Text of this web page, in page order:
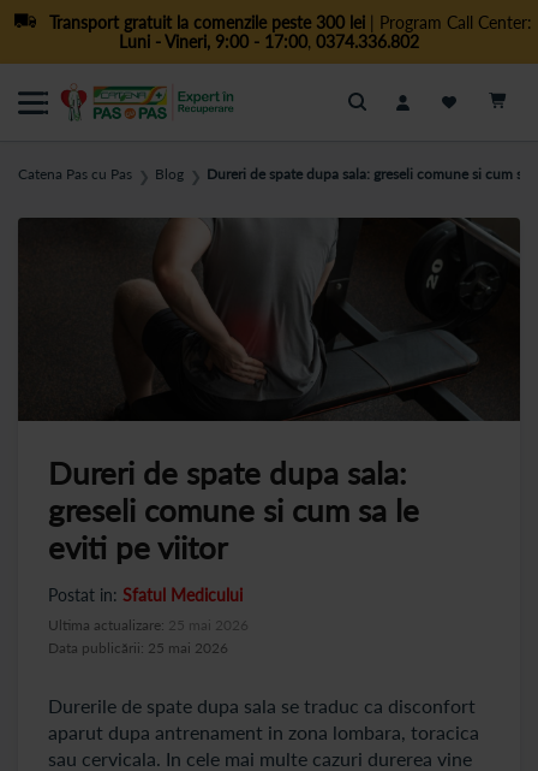
Transport gratuit la comenzile peste 300 lei| Program Call Center:
Luni - Vineri, 9:00 - 17:00, 0374.336.802
Cautare
Catena Pas cu Pas ❯ Blog ❯ Dureri de spate dupa sala: greseli comune si cum sa
Dureri de spate dupa sala:
greseli comune si cum sa le
eviti pe viitor
Postat in: Sfatul Medicului
Data publicării: 25 mai 2026
Ultima actualizare: 25 mai 2026
Durerile de spate dupa sala se traduc ca disconfort
aparut dupa antrenament in zona lombara, toracica
sau cervicala. In cele mai multe cazuri durerea vine